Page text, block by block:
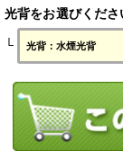
光背をお選びくださ
└